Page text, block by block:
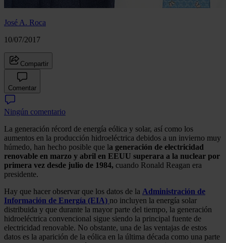
José A. Roca
10/07/2017
Compartir
Comentar
Ningún comentario
La generación récord de energía eólica y solar, así como los
aumentos en la producción hidroeléctrica debidos a un invierno muy
húmedo, han hecho posible que la generación de electricidad
renovable en marzo y abril en EEUU superara a la nuclear por
primera vez desde julio de 1984, cuando Ronald Reagan era
presidente.
Hay que hacer observar que los datos de la Administración de
Información de Energía (EIA) no incluyen la energía solar
distribuida y que durante la mayor parte del tiempo, la generación
hidroeléctrica convencional sigue siendo la principal fuente de
electricidad renovable. No obstante, una de las ventajas de estos
datos es la aparición de la eólica en la última década como una parte